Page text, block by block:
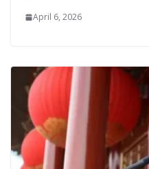
April 6, 2026